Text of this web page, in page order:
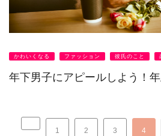
かわいくなる ファッション 彼氏のこと
年下男子にアピールしよう！
1 2 3 4